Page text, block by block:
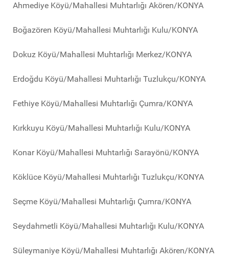
Ahmediye Köyü/Mahallesi Muhtarlığı Akören/KONYA
Boğazören Köyü/Mahallesi Muhtarlığı Kulu/KONYA
Dokuz Köyü/Mahallesi Muhtarlığı Merkez/KONYA
Erdoğdu Köyü/Mahallesi Muhtarlığı Tuzlukçu/KONYA
Fethiye Köyü/Mahallesi Muhtarlığı Çumra/KONYA
Kırkkuyu Köyü/Mahallesi Muhtarlığı Kulu/KONYA
Konar Köyü/Mahallesi Muhtarlığı Sarayönü/KONYA
Köklüce Köyü/Mahallesi Muhtarlığı Tuzlukçu/KONYA
Seçme Köyü/Mahallesi Muhtarlığı Çumra/KONYA
Seydahmetli Köyü/Mahallesi Muhtarlığı Kulu/KONYA
Süleymaniye Köyü/Mahallesi Muhtarlığı Akören/KONYA